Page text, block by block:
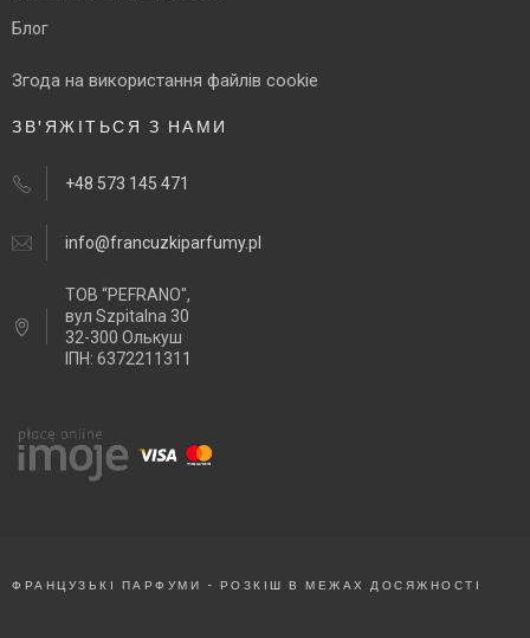
Блог
Згода на використання файлів cookie
ЗВ'ЯЖІТЬСЯ З НАМИ
+48 573 145 471
info@francuzkiparfumy.pl
ТОВ “PEFRANO",
вул Szpitalna 30
32-300 Олькуш
ІПН: 6372211311
ФРАНЦУЗЬКІ ПАРФУМИ - РОЗКІШ В МЕЖАХ ДОСЯЖНОСТІ